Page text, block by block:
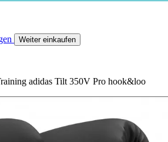
Weiter einkaufen
adidas Tilt 350V Pro hook&loo